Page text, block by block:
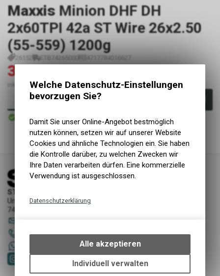
Maxxis Minion DHF DH
2x60TPI 42a ST Wire 26x2.50
(55-559) 1200g
26152 ETB74265000 4717784016627
34.95
inkl. MwSt., zzgl.Versandkosten
In den Warenkorb
Versand
STORY Sportwerkstatt - Thusis
Unterer Rosenbühl 7
7430 Thusis
081 651 52 53
Welche Datenschutz-Einstellungen
bevorzugen Sie?
Damit Sie unser Online-Angebot bestmöglich
nutzen können, setzen wir auf unserer Website
Cookies und ähnliche Technologien ein. Sie haben
die Kontrolle darüber, zu welchen Zwecken wir
Ihre Daten verarbeiten dürfen. Eine kommerzielle
Verwendung ist ausgeschlossen.
Datenschutzerklärung
bestimmte Interaktionen und
Einstellungen auf Ihrem Gerät,
um die grundlegenden
Funktionen unseres Online-
Alle akzeptieren
Individuell verwalten